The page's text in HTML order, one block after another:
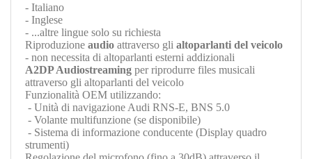
- Italiano
- Inglese
- ...altre lingue solo su richiesta
Riproduzione audio attraverso gli altoparlanti del veicolo
- non necessita di altoparlanti esterni addizionali
A2DP Audiostreaming per riprodurre files musicali
attraverso gli altoparlanti del veicolo
Funzionalità OEM utilizzando:
- Unità di navigazione Audi RNS-E, BNS 5.0
- Volante multifunzione (se disponibile)
- Sistema di informazione conducente (Display quadro
strumenti)